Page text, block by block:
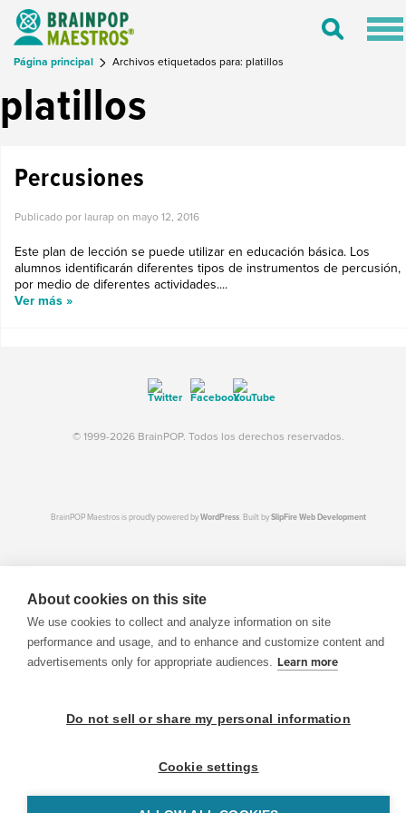
Toggle
Página principal Archivos etiquetados para: platillos
platillos
Percusiones
Publicado por laurap on mayo 12, 2016
Este plan de lección se puede utilizar en educación básica. Los
alumnos identificarán diferentes tipos de instrumentos de percusión,
por medio de diferentes actividades....
Ver más »
© 1999-2026 BrainPOP. Todos los derechos reservados.
BrainPOP Maestros is proudly powered byWordPress. Built bySlipFire Web Development
About cookies on this site
We use cookies to collect and analyze information on site
performance and usage, and to enhance and customize content and
advertisements only for appropriate audiences. Learn more
Do not sell or share my personal information
Cookie settings